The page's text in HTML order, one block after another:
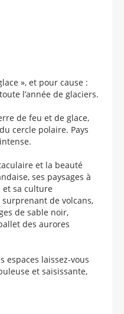
», et pour cause :
l’année de glaciers.
de feu et de glace,
cercle polaire. Pays
et la beauté
ses paysages à
et sa culture
de volcans,
de sable noir,
des aurores
espaces laissez-vous
et saisissante,